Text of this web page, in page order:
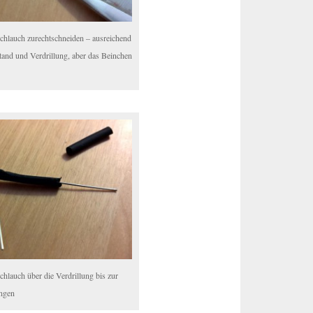
zurechtschneiden – ausreichend
und Verdrillung, aber das Beinchen
über die Verdrillung bis zur